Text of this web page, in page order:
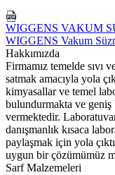
WIGGENS VAKUM
WIGGENS Vakum
Hakkımızda
Firmamız temelde sıvı
satmak amacıyla yola
kimyasallar ve temel
bulundurmakta ve
vermektedir.
danışmanlık kısaca
paylaşmak için yola
uygun bir çözümümüz
Sarf Malzemeleri